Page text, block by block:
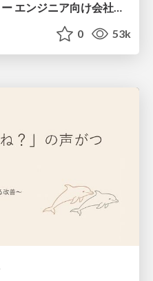
【５分でわかる】セーフィー エンジニア向け会社紹介
0 53k